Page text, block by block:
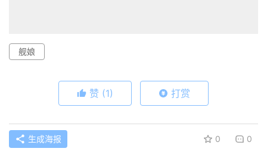
舰娘
赞 (1) 打赏
生成海报 0 0